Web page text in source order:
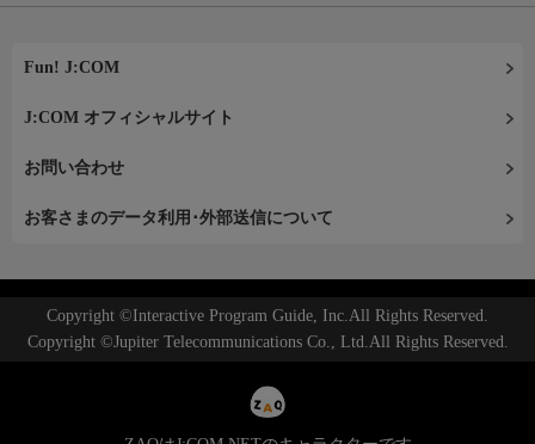
Fun! J:COM
J:COM オフィシャルサイト
お問い合わせ
お客さまのデータ利用･外部送信について
Copyright ©Interactive Program Guide, Inc.All Rights Reserved.
Copyright ©Jupiter Telecommunications Co., Ltd.All Rights Reserved.